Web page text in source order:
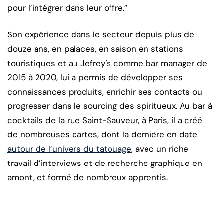
pour l’intégrer dans leur offre.”
Son expérience dans le secteur depuis plus de
douze ans, en palaces, en saison en stations
touristiques et au Jefrey’s comme bar manager de
2015 à 2020, lui a permis de développer ses
connaissances produits, enrichir ses contacts ou
progresser dans le sourcing des spiritueux. Au bar à
cocktails de la rue Saint-Sauveur, à Paris, il a créé
de nombreuses cartes, dont la dernière en date
autour de l’univers du tatouage, avec un riche
travail d’interviews et de recherche graphique en
amont, et formé de nombreux apprentis.